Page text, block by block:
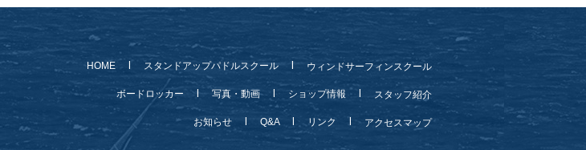
HOME スタンドアップパドルスクール ウィンドサーフィンスクール
ボードロッカー 写真・動画 ショップ情報 スタッフ紹介
お知らせ Q&A リンク アクセスマップ